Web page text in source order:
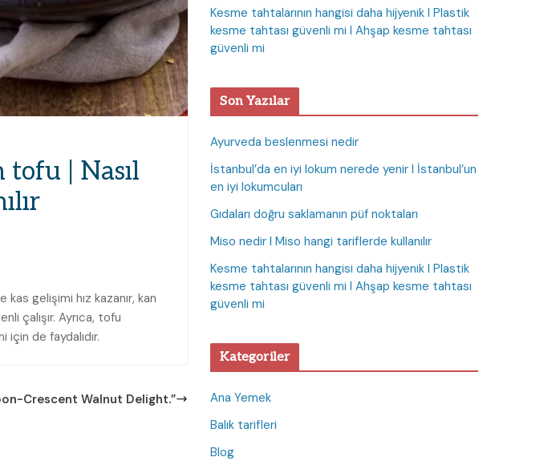
tofu | Nasıl
gelişimi hız kazanır, kan
çalışır. Ayrıca, tofu
de faydalıdır.
Crescent Walnut Delight.”
Kesme tahtalarının hangisi daha hijyenik I Plastik
kesme tahtası güvenli mi I Ahşap kesme tahtası
güvenli mi
Son Yazılar
Ayurveda beslenmesi nedir
İstanbul’da en iyi lokum nerede yenir I İstanbul’un
en iyi lokumcuları
Gıdaları doğru saklamanın püf noktaları
Miso nedir I Miso hangi tariflerde kullanılır
Kesme tahtalarının hangisi daha hijyenik I Plastik
kesme tahtası güvenli mi I Ahşap kesme tahtası
güvenli mi
Kategoriler
Ana Yemek
Balık tarifleri
Blog